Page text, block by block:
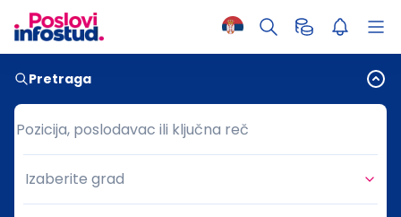
Pretraga
Pozicija, poslodavac ili ključna reč
Pozicija, poslodavac ili ključna reč
Grad
Izaberite grad